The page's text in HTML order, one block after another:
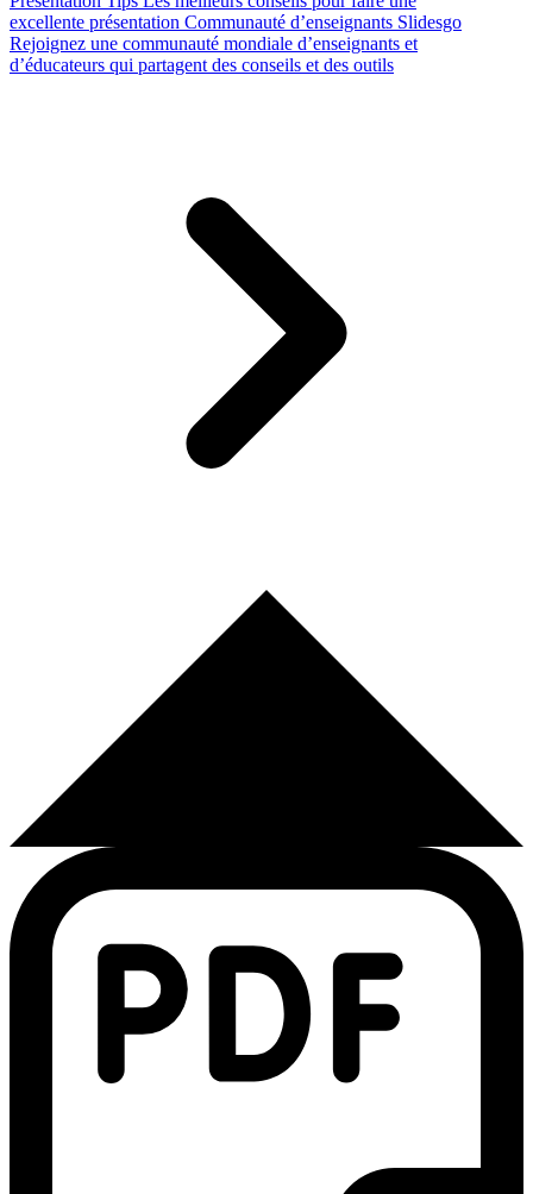
excellente présentation Communauté d’enseignants Slidesgo
Rejoignez une communauté mondiale d’enseignants et
d’éducateurs qui partagent des conseils et des outils